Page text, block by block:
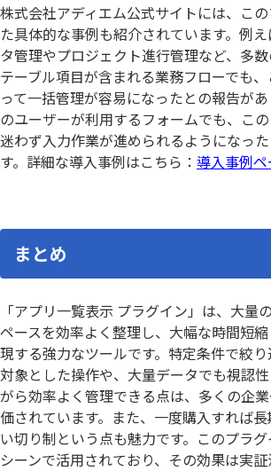
株式会社アディエム公式サイトには、こ
た具体的な事例も紹介されています。例
タ管理やプロジェクト進行管理など、多
テーブル項目が含まれる業務フローでも
って一括管理が容易になったとの報告が
のユーザーが利用するフォームでも、こ
迷わず入力作業が進められるようになっ
す。詳細な導入事例はこちら： 導入事例ペ
まとめ
「アプリ一覧表示 プラグイン」は、大
ペースを効率よく整理し、大幅な時間短
現する強力なツールです。特定条件で絞
対象とした操作や、大量データでも視認
がら効率よく管理できる点は、多くの企
価されています。また、一度購入すれば
い切り制という点も魅力です。このプラ
シーンで活用されており、その効果は実証